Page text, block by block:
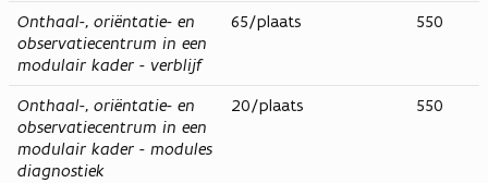
Onthaal-, oriëntatie- en
observatiecentrum in een
modulair kader - verblijf
65/plaats 550
Onthaal-, oriëntatie- en
observatiecentrum in een
modulair kader - modules
diagnostiek
20/plaats 550